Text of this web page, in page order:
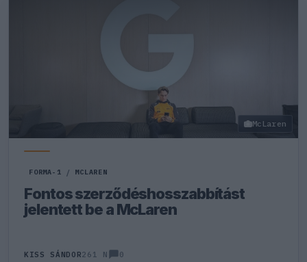
McLaren
FORMA-1 / MCLAREN
Fontos szerződéshosszabbítást
jelentett be a McLaren
KISS SÁNDOR261 N 0